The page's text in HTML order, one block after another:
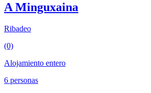
A Minguxaina
Ribadeo
(0)
Alojamiento entero
6 personas